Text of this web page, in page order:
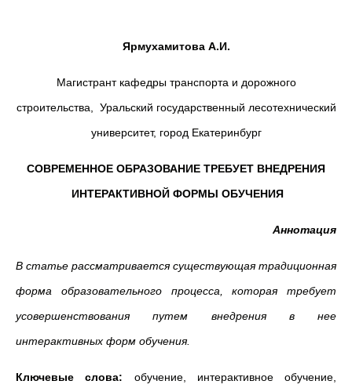
Ярмухамитова А.И.
Магистрант кафедры транспорта и дорожного
строительства, Уральский государственный лесотехнический
университет, город Екатеринбург
СОВРЕМЕННОЕ ОБРАЗОВАНИЕ ТРЕБУЕТ ВНЕДРЕНИЯ
ИНТЕРАКТИВНОЙ ФОРМЫ ОБУЧЕНИЯ
Аннотация
В статье рассматривается существующая традиционная
форма образовательного процесса, которая требует
усовершенствования путем внедрения в нее
интерактивных форм обучения.
Ключевые слова: обучение, интерактивное обучение,